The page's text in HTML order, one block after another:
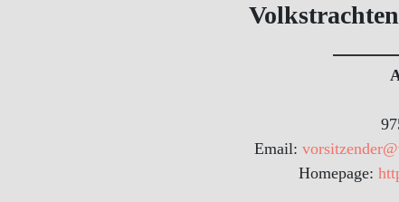
Email:
Homepage: